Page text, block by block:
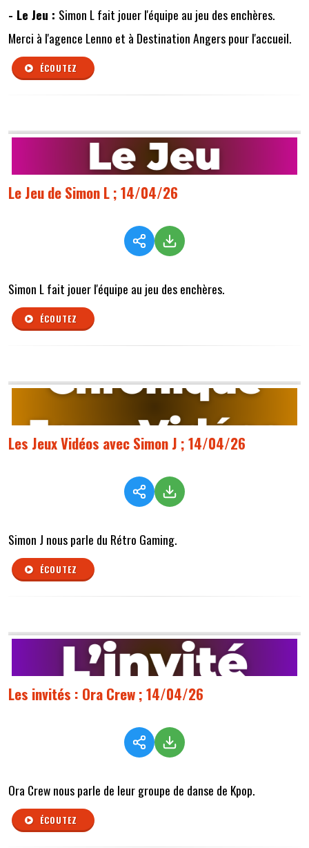
- Le Jeu : Simon L fait jouer l'équipe au jeu des enchères.
Merci à l'agence Lenno et à Destination Angers pour l'accueil.
ÉCOUTEZ
Le Jeu de Simon L ; 14/04/26
Simon L fait jouer l'équipe au jeu des enchères.
ÉCOUTEZ
Les Jeux Vidéos avec Simon J ; 14/04/26
Simon J nous parle du Rétro Gaming.
ÉCOUTEZ
Les invités : Ora Crew ; 14/04/26
Ora Crew nous parle de leur groupe de danse de Kpop.
ÉCOUTEZ